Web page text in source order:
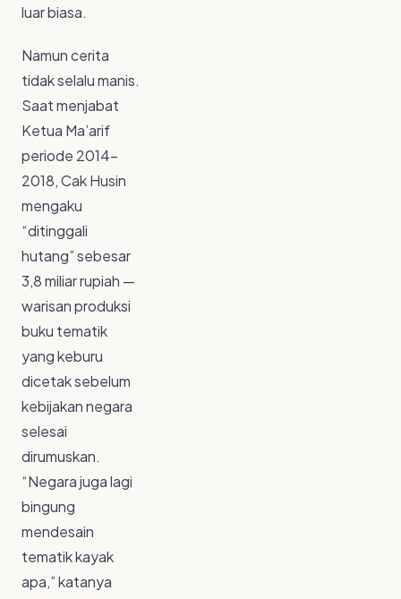
luar biasa.
Namun cerita
tidak selalu manis.
Saat menjabat
Ketua Ma’arif
periode 2014–
2018, Cak Husin
mengaku
“ditinggali
hutang” sebesar
3,8 miliar rupiah —
warisan produksi
buku tematik
yang keburu
dicetak sebelum
kebijakan negara
selesai
dirumuskan.
“Negara juga lagi
bingung
mendesain
tematik kayak
apa,” katanya